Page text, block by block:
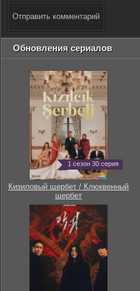
Отправить комментарий
Обновления сериалов
1 сезон 30 серия
Кизиловый щербет / Клюквенный
щербет